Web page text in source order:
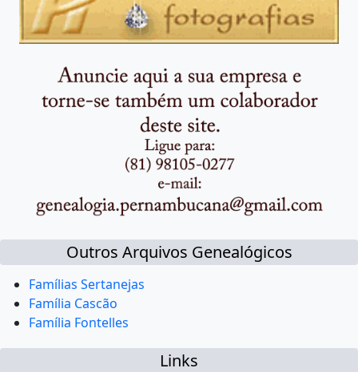
Outros Arquivos Genealógicos
Famílias Sertanejas
Família Cascão
Família Fontelles
Links